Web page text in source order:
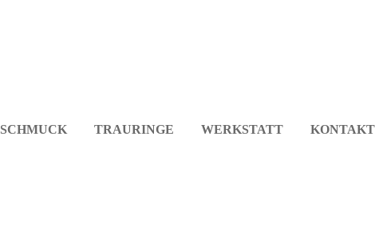
SCHMUCK TRAURINGE WERKSTATT KONTAKT